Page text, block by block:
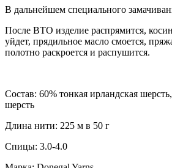
В дальнейшем специального
После ВТО изделие распрямится,
уйдет, прядильное масло смоется,
полотно раскроется и распушится.
Состав: 60% тонкая ирландская
шерсть
Длина нити: 225 м в 50 г
Спицы: 3.0-4.0